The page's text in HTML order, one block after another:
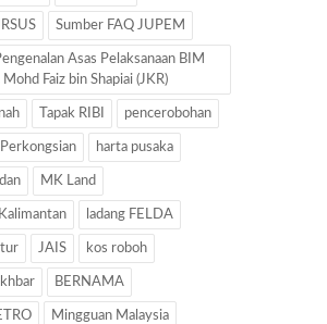
Sumber FAQ JUPEM
Asas Pelaksanaan BIM
Faiz bin Shapiai (JKR)
Tapak RIBI pencerobohan
harta pusaka
MK Land
ladang FELDA
JAIS kos roboh
BERNAMA
Mingguan Malaysia